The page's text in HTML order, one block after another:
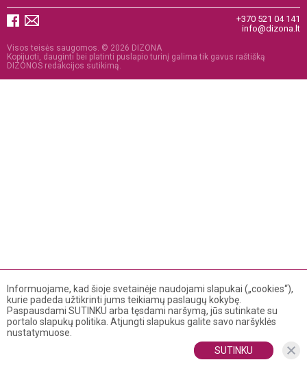
+370 521 04 141
info@dizona.lt
Visos teisės saugomos. © 2026 DIZONA
Kopijuoti, dauginti bei platinti puslapio turinį galima tik gavus raštišką
DIZONOS redakcijos sutikimą.
Informuojame, kad šioje svetainėje naudojami slapukai („cookies“),
kurie padeda užtikrinti jums teikiamų paslaugų kokybę.
Paspausdami SUTINKU arba tęsdami naršymą, jūs sutinkate su
portalo slapukų politika. Atjungti slapukus galite savo naršyklės
nustatymuose.
SUTINKU